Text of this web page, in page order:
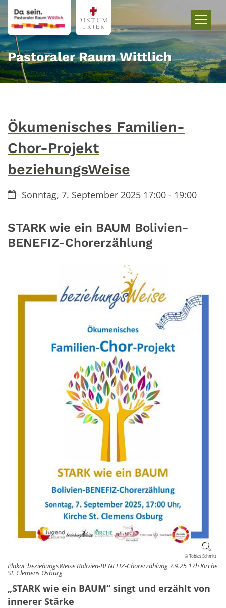
Zum Inhalt springen
Pastoraler Raum Wittlich
Ökumenisches Familien-
Chor-Projekt
beziehungsWeise
Datum:Sonntag, 7. September 2025 17:00 - 19:00
STARK wie ein BAUM Bolivien-
BENEFIZ-Chorerzählung
© Tobias Schmitt
Plakat_beziehungsWeise Bolivien-BENEFIZ-Chorerzählung 7.9.25 17h Kirche
St. Clemens Osburg
„STARK wie ein BAUM“ singt und erzählt von
innerer Stärke